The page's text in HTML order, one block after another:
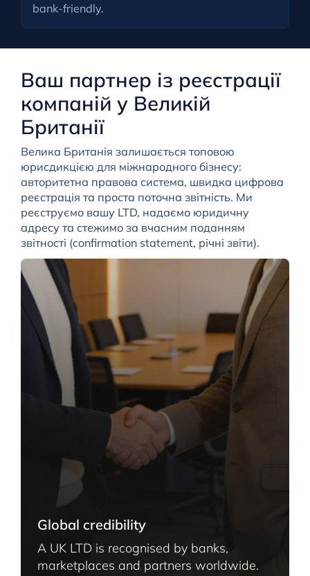
bank-friendly.
Ваш партнер із реєстрації
компаній у Великій
Британії
Велика Британія залишається топовою
юрисдикцією для міжнародного бізнесу:
авторитетна правова система, швидка цифрова
реєстрація та проста поточна звітність. Ми
реєструємо вашу LTD, надаємо юридичну
адресу та стежимо за вчасним поданням
звітності (confirmation statement, річні звіти).
Global credibility
A UK LTD is recognised by banks,
marketplaces and partners worldwide.